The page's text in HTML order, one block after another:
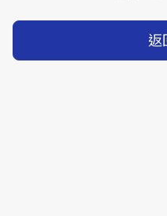
返